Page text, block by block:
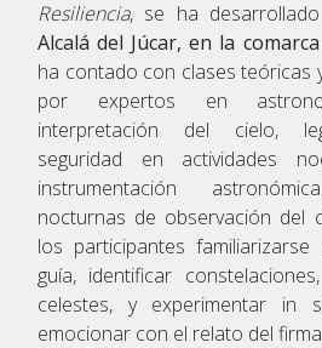
Resiliencia, se ha
Alcalá del Júcar, en la
ha contado con clases teóricas
por expertos en
interpretación del cielo,
seguridad en actividades
instrumentación
nocturnas de observación del
los participantes
guía, identificar
celestes, y experimentar in
emocionar con el relato del